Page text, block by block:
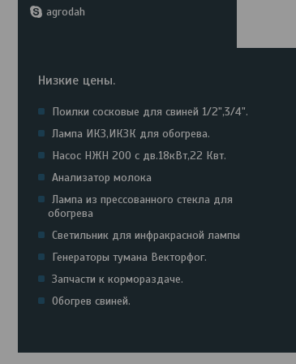
agrodah
Низкие цены.
Поилки сосковые для свиней 1/2",3/4".
Лампа ИКЗ,ИКЗК для обогрева.
Насос НЖН 200 с дв.18кВт,22 Квт.
Анализатор молока
Лампа из прессованного стекла для
обогрева
Светильник для инфракрасной лампы
Генераторы тумана Векторфог.
Запчасти к кормораздаче.
Обогрев свиней.